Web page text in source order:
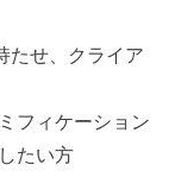
たせ、クライア
フィケーション
たい方